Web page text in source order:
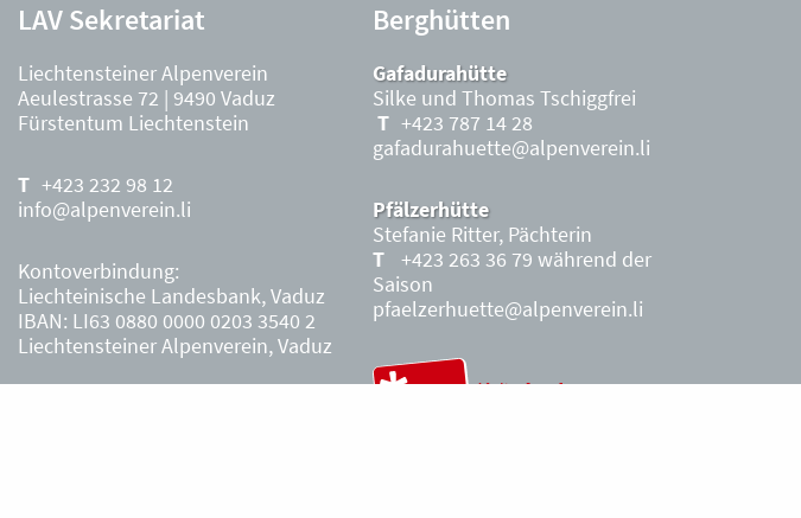
LAV Sekretariat
Liechtensteiner Alpenverein
Aeulestrasse 72 | 9490 Vaduz
Fürstentum Liechtenstein
+423 232 98 12
info@alpenverein.li
Kontoverbindung:
Liechteinische Landesbank, Vaduz
IBAN: LI63 0880 0000 0203 3540 2
Liechtensteiner Alpenverein, Vaduz
Berghütten
Gafadurahütte
Silke und Thomas Tschiggfrei
+423 787 14 28
gafadurahuette@alpenverein.li
Pfälzerhütte
Stefanie Ritter, Pächterin
+423 263 36 79 während der
Saison
pfaelzerhuette@alpenverein.li